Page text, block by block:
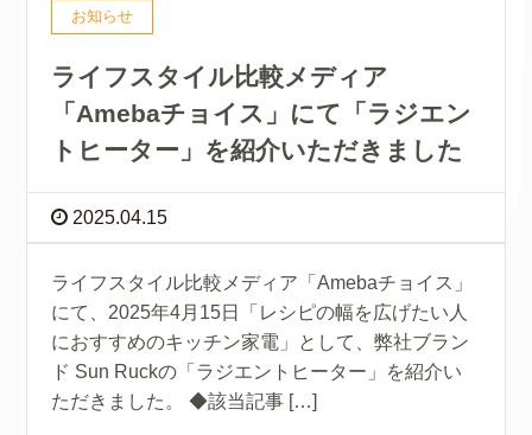
お知らせ
ライフスタイル比較メディア
「Amebaチョイス」にて「ラジエン
トヒーター」を紹介いただきました
2025.04.15
ライフスタイル比較メディア「Amebaチョイス」
にて、2025年4月15日「レシピの幅を広げたい人
におすすめのキッチン家電」として、弊社ブラン
ド Sun Ruckの「ラジエントヒーター」を紹介い
ただきました。 ◆該当記事 […]